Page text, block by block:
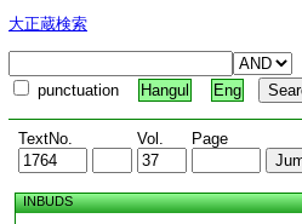
大正蔵検索
punctuation Hangul Eng
TextNo. Vol. Page
INBUDS